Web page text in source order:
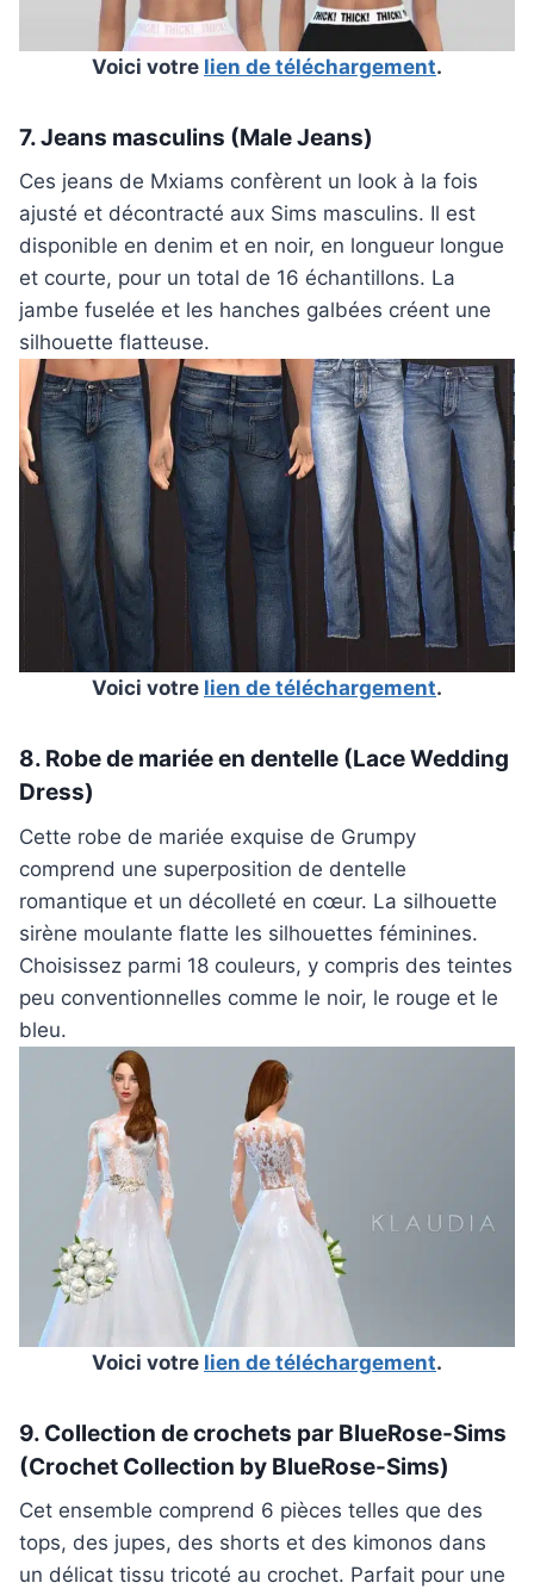
Voici votre lien de téléchargement.
7. Jeans masculins (Male Jeans)
Ces jeans de Mxiams confèrent un look à la fois
ajusté et décontracté aux Sims masculins. Il est
disponible en denim et en noir, en longueur longue
et courte, pour un total de 16 échantillons. La
jambe fuselée et les hanches galbées créent une
silhouette flatteuse.
Voici votre lien de téléchargement.
8. Robe de mariée en dentelle (Lace Wedding
Dress)
Cette robe de mariée exquise de Grumpy
comprend une superposition de dentelle
romantique et un décolleté en cœur. La silhouette
sirène moulante flatte les silhouettes féminines.
Choisissez parmi 18 couleurs, y compris des teintes
peu conventionnelles comme le noir, le rouge et le
bleu.
Voici votre lien de téléchargement.
9. Collection de crochets par BlueRose-Sims
(Crochet Collection by BlueRose-Sims)
Cet ensemble comprend 6 pièces telles que des
tops, des jupes, des shorts et des kimonos dans
un délicat tissu tricoté au crochet. Parfait pour une